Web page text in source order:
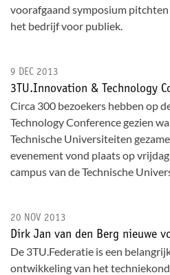
voorafgaand symposium
het bedrijf voor publiek.
9 DEC 2013
3TU.Innovation & Technology
Circa 300 bezoekers hebben op
Technology Conference gezien
Technische Universiteiten
evenement vond plaats op
campus van de Technische
20 NOV 2013
Dirk Jan van den Berg nieuwe
De 3TU.Federatie is een
ontwikkeling van het